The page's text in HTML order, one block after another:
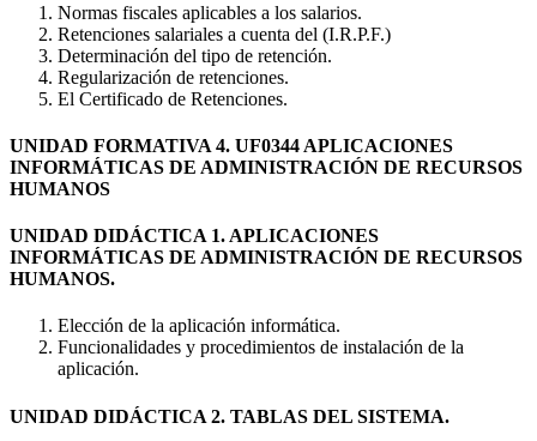
Normas fiscales aplicables a los salarios.
Retenciones salariales a cuenta del (I.R.P.F.)
Determinación del tipo de retención.
Regularización de retenciones.
El Certificado de Retenciones.
UNIDAD FORMATIVA 4. UF0344 APLICACIONES
INFORMÁTICAS DE ADMINISTRACIÓN DE RECURSOS
HUMANOS
UNIDAD DIDÁCTICA 1. APLICACIONES
INFORMÁTICAS DE ADMINISTRACIÓN DE RECURSOS
HUMANOS.
Elección de la aplicación informática.
Funcionalidades y procedimientos de instalación de la
aplicación.
UNIDAD DIDÁCTICA 2. TABLAS DEL SISTEMA.